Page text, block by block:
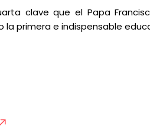
clave que el Papa
la primera e indispensable